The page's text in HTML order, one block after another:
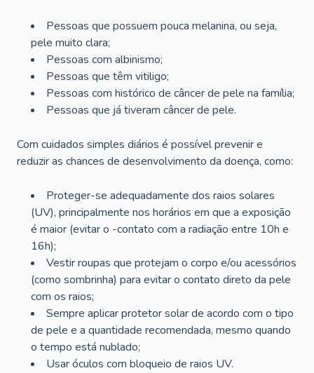
Pessoas que possuem pouca melanina, ou seja,
pele muito clara;
Pessoas com albinismo;
Pessoas que têm vitiligo;
Pessoas com histórico de câncer de pele na família;
Pessoas que já tiveram câncer de pele.
Com cuidados simples diários é possível prevenir e
reduzir as chances de desenvolvimento da doença, como:
Proteger-se adequadamente dos raios solares
(UV), principalmente nos horários em que a exposição
é maior (evitar o -contato com a radiação entre 10h e
16h);
Vestir roupas que protejam o corpo e/ou acessórios
(como sombrinha) para evitar o contato direto da pele
com os raios;
Sempre aplicar protetor solar de acordo com o tipo
de pele e a quantidade recomendada, mesmo quando
o tempo está nublado;
Usar óculos com bloqueio de raios UV.